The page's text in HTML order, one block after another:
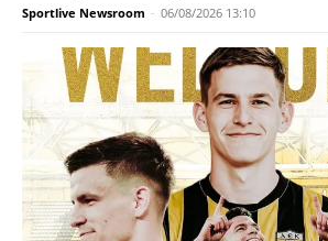
Sportlive Newsroom - 06/08/2026 13:10